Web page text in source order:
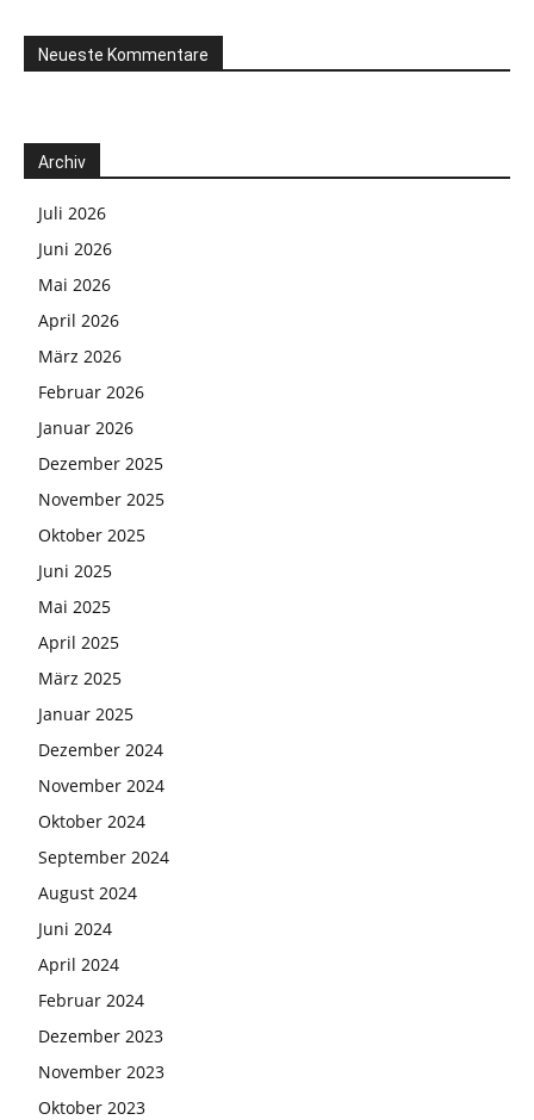
Neueste Kommentare
Archiv
Juli 2026
Juni 2026
Mai 2026
April 2026
März 2026
Februar 2026
Januar 2026
Dezember 2025
November 2025
Oktober 2025
Juni 2025
Mai 2025
April 2025
März 2025
Januar 2025
Dezember 2024
November 2024
Oktober 2024
September 2024
August 2024
Juni 2024
April 2024
Februar 2024
Dezember 2023
November 2023
Oktober 2023